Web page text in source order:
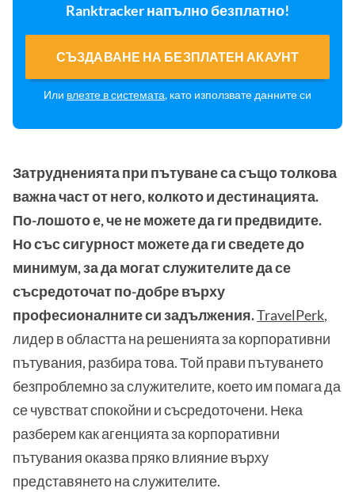
Ranktracker напълно безплатно!
СЪЗДАВАНЕ НА БЕЗПЛАТЕН АКАУНТ
Или влезте в системата, като използвате данните си
Затрудненията при пътуване са също толкова
важна част от него, колкото и дестинацията.
По-лошото е, че не можете да ги предвидите.
Но със сигурност можете да ги сведете до
минимум, за да могат служителите да се
съсредоточат по-добре върху
професионалните си задължения.TravelPerk,
лидер в областта на решенията за корпоративни
пътувания, разбира това. Той прави пътуването
безпроблемно за служителите, което им помага да
се чувстват спокойни и съсредоточени. Нека
разберем как агенцията за корпоративни
пътувания оказва пряко влияние върху
представянето на служителите.